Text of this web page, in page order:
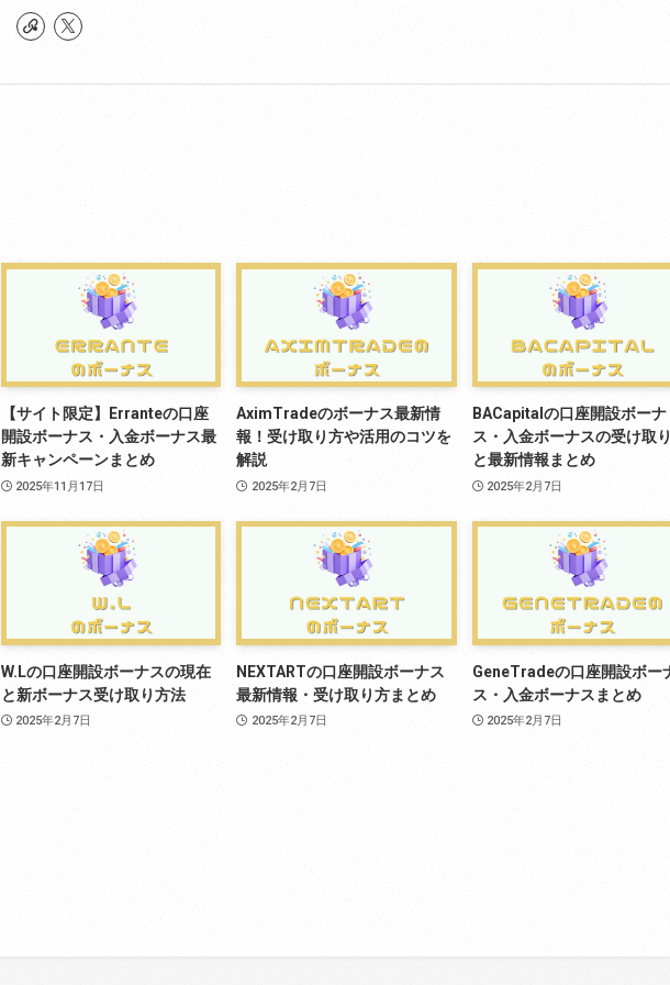
【サイト限定】Erranteの口座
開設ボーナス・入金ボーナス最
新キャンペーンまとめ
2025年11月17日
AximTradeのボーナス最新情
報！受け取り方や活用のコツを
解説
2025年2月7日
BACapitalの口座開設ボーナ
ス・入金ボーナスの受け取
と最新情報まとめ
2025年2月7日
W.Lの口座開設ボーナスの現在
と新ボーナス受け取り方法
2025年2月7日
NEXTARTの口座開設ボーナス
最新情報・受け取り方まとめ
2025年2月7日
GeneTradeの口座開設ボー
ス・入金ボーナスまとめ
2025年2月7日